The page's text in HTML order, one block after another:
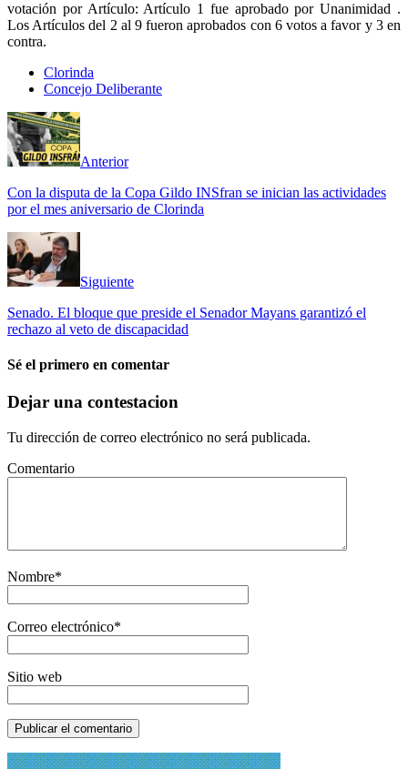
votación por Artículo: Artículo 1 fue aprobado por Unanimidad .
Los Artículos del 2 al 9 fueron aprobados con 6 votos a favor y 3 en
contra.
Clorinda
Concejo Deliberante
Anterior
Con la disputa de la Copa Gildo INSfran se inician las actividades
por el mes aniversario de Clorinda
Siguiente
Senado. El bloque que preside el Senador Mayans garantizó el
rechazo al veto de discapacidad
Sé el primero en comentar
Dejar una contestacion
Tu dirección de correo electrónico no será publicada.
Comentario
Nombre*
Correo electrónico*
Sitio web